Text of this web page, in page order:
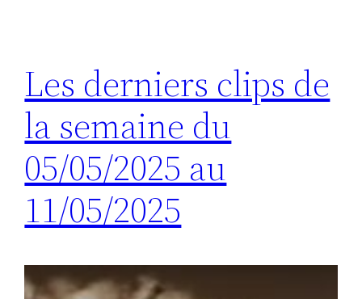
Les derniers clips de
la semaine du
05/05/2025 au
11/05/2025